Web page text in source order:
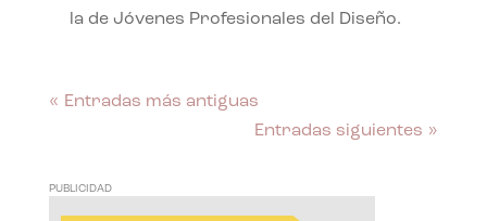
la de Jóvenes Profesionales del Diseño.
« Entradas más antiguas
Entradas siguientes »
PUBLICIDAD